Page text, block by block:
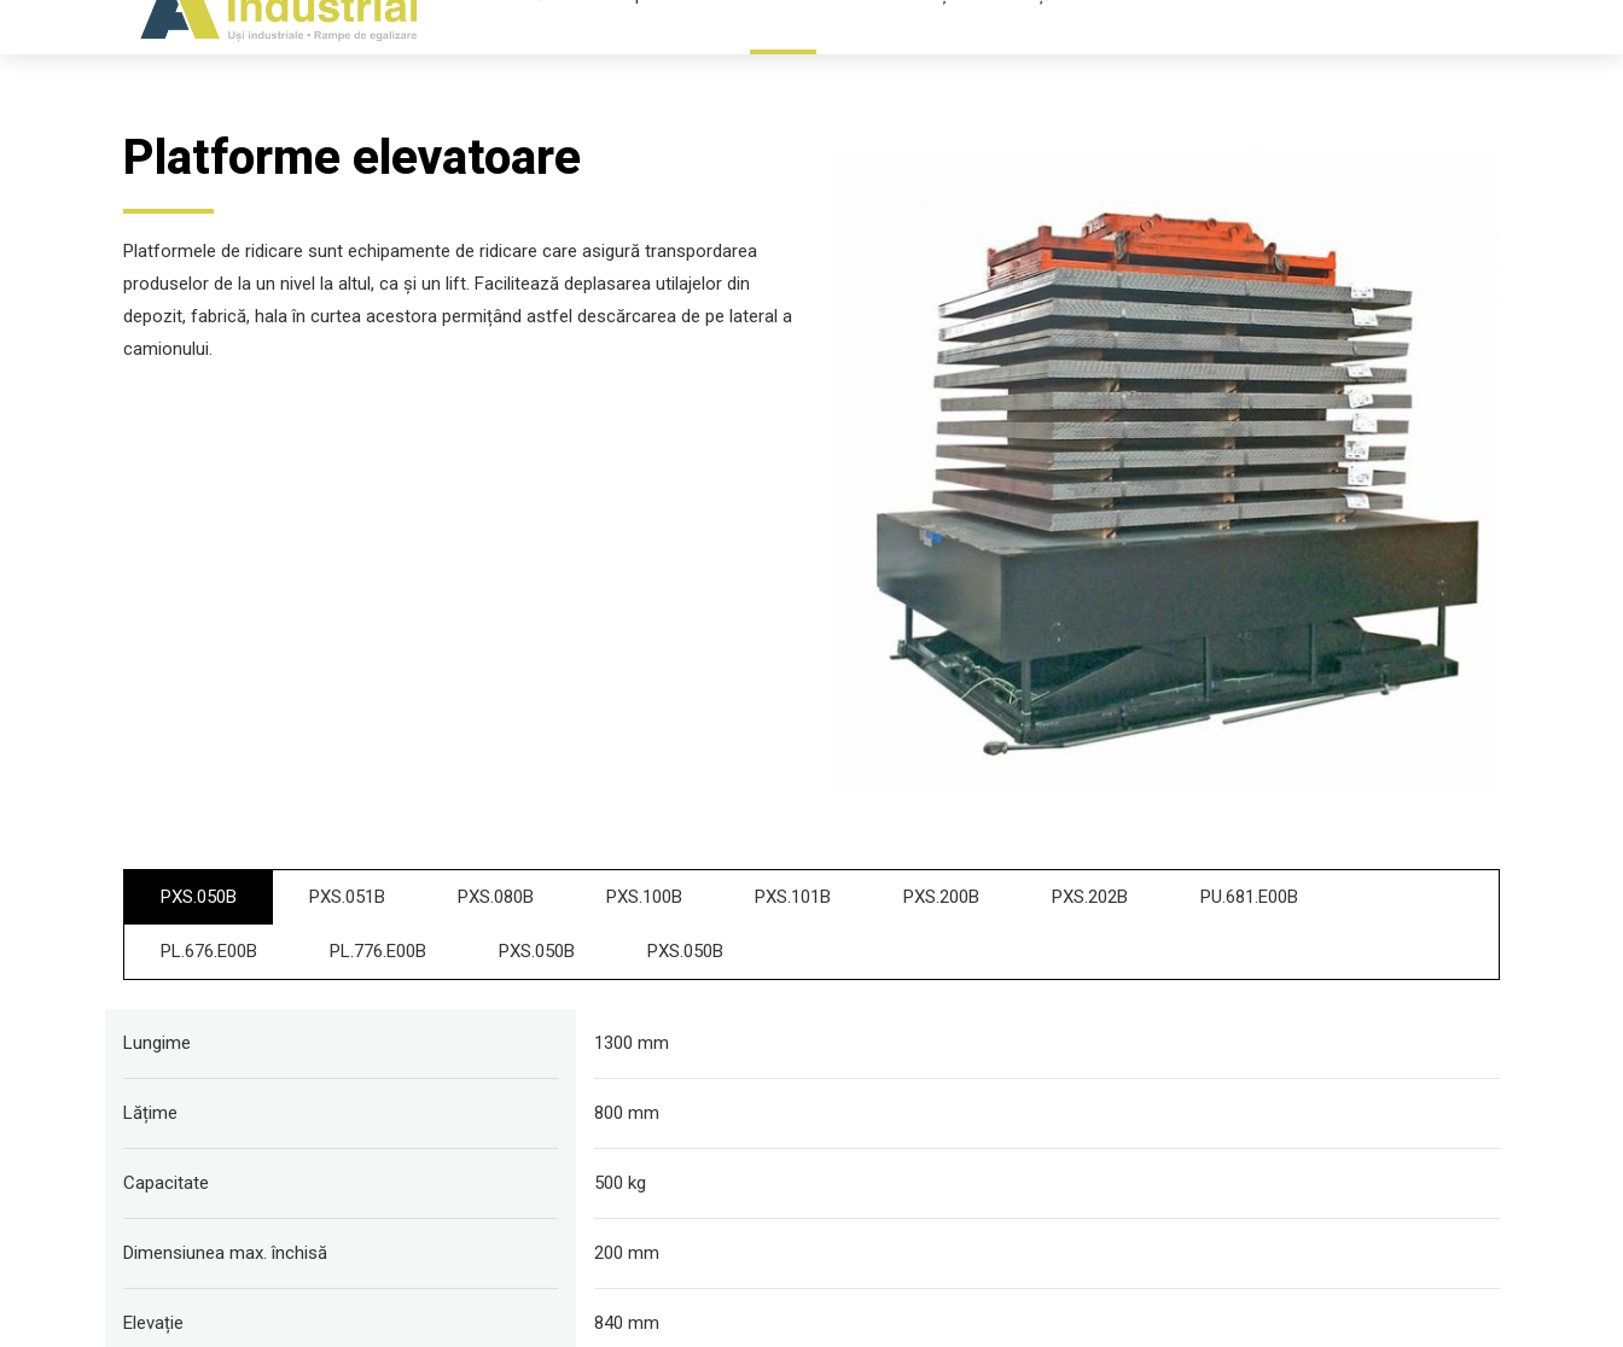
Platforme elevatoare
Platformele de ridicare sunt echipamente de ridicare care asigură transpordarea
produselor de la un nivel la altul, ca și un lift. Facilitează deplasarea utilajelor din
depozit, fabrică, hala în curtea acestora permițând astfel descărcarea de pe lateral a
camionului.
PXS.050B PXS.051B PXS.080B PXS.100B PXS.101B PXS.200B PXS.202B PU.681.E00B
PL.676.E00B PL.776.E00B PXS.050B PXS.050B
Lungime 1300 mm
Lățime 800 mm
Capacitate 500 kg
Dimensiunea max. închisă 200 mm
Elevație 840 mm